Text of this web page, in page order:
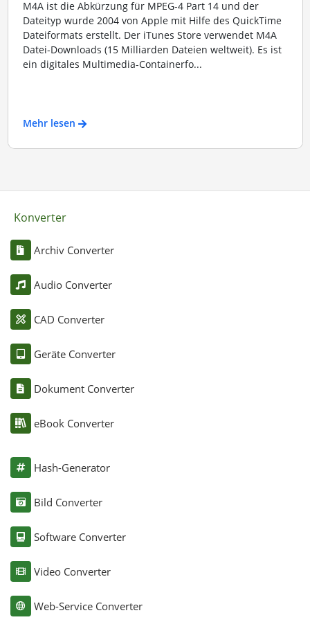
M4A ist die Abkürzung für MPEG-4 Part 14 und der
Dateityp wurde 2004 von Apple mit Hilfe des QuickTime
Dateiformats erstellt. Der iTunes Store verwendet M4A
Datei-Downloads (15 Milliarden Dateien weltweit). Es ist
ein digitales Multimedia-Containerfo...
Mehr lesen
Konverter
Archiv Converter
Audio Converter
CAD Converter
Geräte Converter
Dokument Converter
eBook Converter
Hash-Generator
Bild Converter
Software Converter
Video Converter
Web-Service Converter